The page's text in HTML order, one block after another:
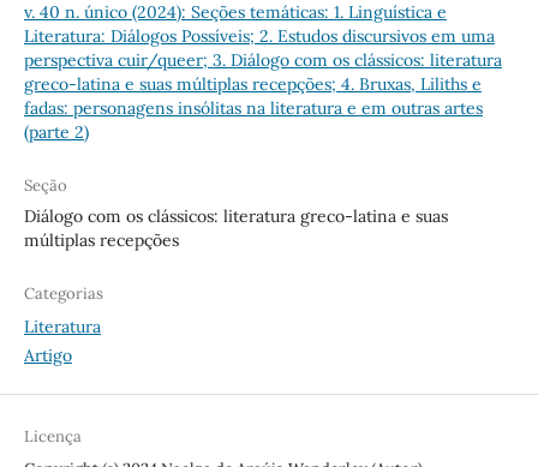
v. 40 n. único (2024): Seções temáticas: 1. Linguística e
Literatura: Diálogos Possíveis; 2. Estudos discursivos em uma
perspectiva cuir/queer; 3. Diálogo com os clássicos: literatura
greco-latina e suas múltiplas recepções; 4. Bruxas, Liliths e
fadas: personagens insólitas na literatura e em outras artes
(parte 2)
Seção
Diálogo com os clássicos: literatura greco-latina e suas
múltiplas recepções
Categorias
Literatura
Artigo
Licença